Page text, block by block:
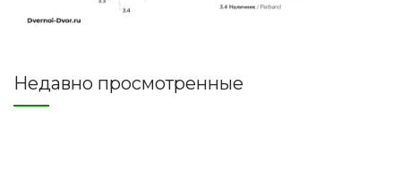
Недавно просмотренные